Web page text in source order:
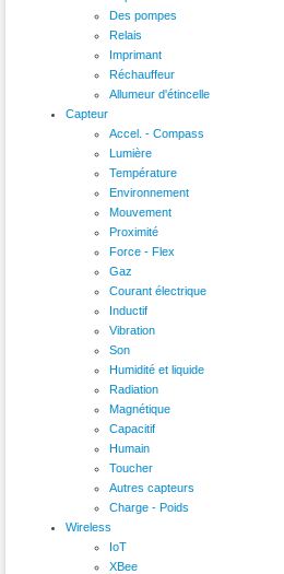
Des pompes
Relais
Imprimant
Réchauffeur
Allumeur d'étincelle
Capteur
Accel. - Compass
Lumière
Température
Environnement
Mouvement
Proximité
Force - Flex
Gaz
Courant électrique
Inductif
Vibration
Son
Humidité et liquide
Radiation
Magnétique
Capacitif
Humain
Toucher
Autres capteurs
Charge - Poids
Wireless
IoT
XBee